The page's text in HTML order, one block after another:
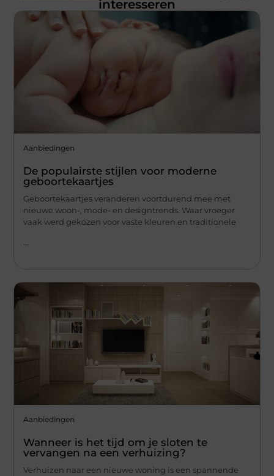
interesseren
Aanbiedingen
De populairste stijlen voor moderne
geboortekaartjes
Geboortekaartjes veranderen voortdurend mee met
nieuwe woon-, mode- en designtrends. Waar vroeger
vaak werd gekozen voor vaste kleuren en traditionele
Aanbiedingen
Wanneer is het tijd om je sloten te
vervangen na een verhuizing?
Verhuizen naar een nieuwe woning is een spannende